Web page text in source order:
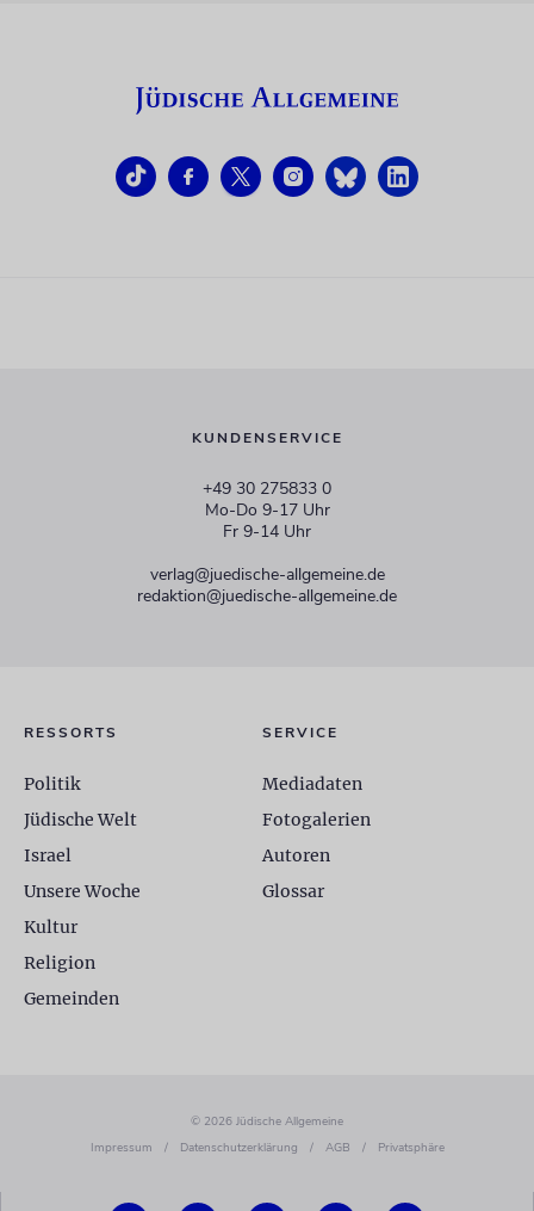
KUNDENSERVICE
+49 30 275833 0
Mo-Do 9-17 Uhr
Fr 9-14 Uhr
verlag@juedische-allgemeine.de
redaktion@juedische-allgemeine.de
RESSORTS
Politik
Jüdische Welt
Israel
Unsere Woche
Kultur
Religion
Gemeinden
SERVICE
Mediadaten
Fotogalerien
Autoren
Glossar
© 2026 Jüdische Allgemeine
Impressum
/ Datenschutzerklärung / AGB / Privatsphäre